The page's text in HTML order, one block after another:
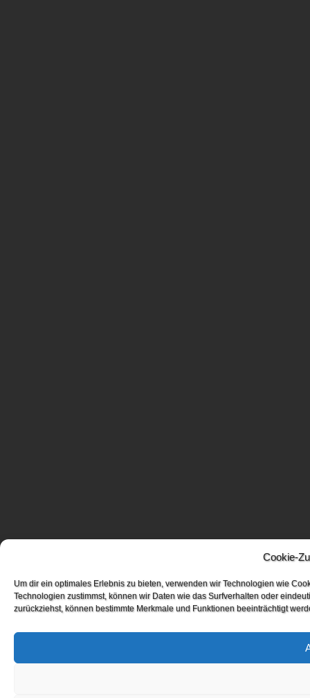
Cookie-
Um dir ein optimales Erlebnis zu bieten, verwenden wir Technologien wie
Technologien zustimmst, können wir Daten wie das Surfverhalten oder
zurückziehst, können bestimmte Merkmale und Funktionen beeinträchtigt